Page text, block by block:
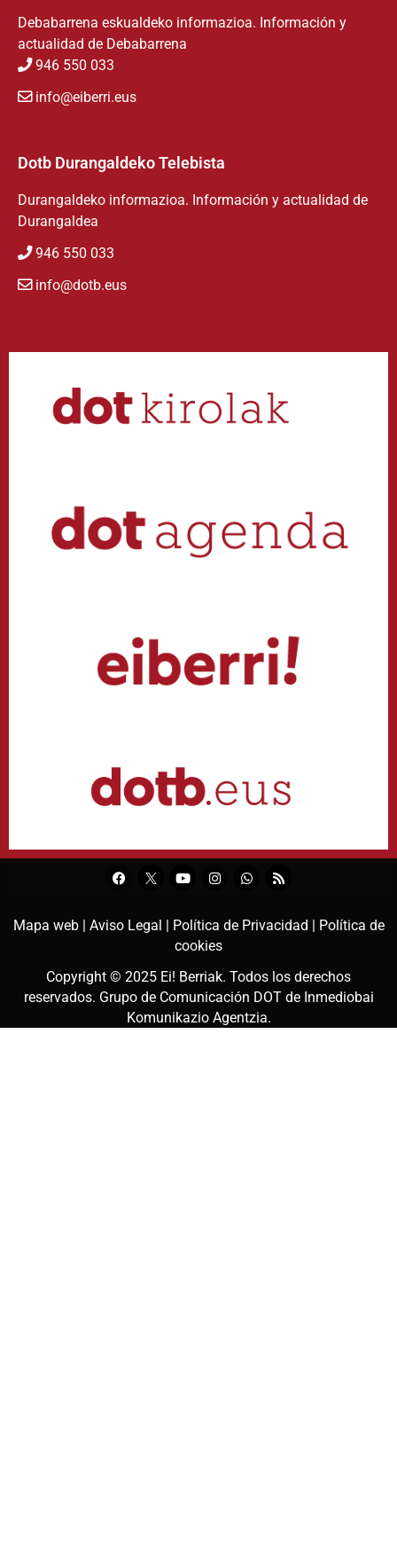
Debabarrena eskualdeko informazioa. Información y
actualidad de Debabarrena
946 550 033
info@eiberri.eus
Dotb Durangaldeko Telebista
Durangaldeko informazioa. Información y actualidad de
Durangaldea
946 550 033
info@dotb.eus
Mapa web | Aviso Legal | Política de Privacidad |
Política de
cookies
Copyright © 2025 Ei! Berriak. Todos los derechos
reservados. Grupo de Comunicación DOT de Inmediobai
Komunikazio Agentzia.